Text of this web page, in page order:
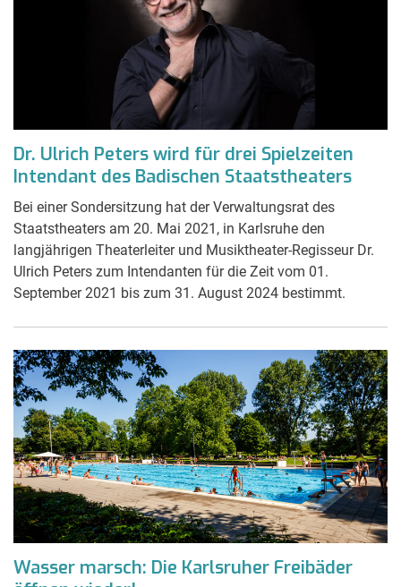
Dr. Ulrich Peters wird für drei Spielzeiten
Intendant des Badischen Staatstheaters
Bei einer Sondersitzung hat der Verwaltungsrat des
Staatstheaters am 20. Mai 2021, in Karlsruhe den
langjährigen Theaterleiter und Musiktheater-Regisseur Dr.
Ulrich Peters zum Intendanten für die Zeit vom 01.
September 2021 bis zum 31. August 2024 bestimmt.
Wasser marsch: Die Karlsruher Freibäder